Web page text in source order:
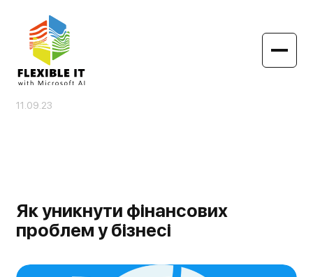
11.09.23
Як уникнути фінансових
проблем у бізнесі